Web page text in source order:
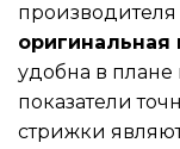
производителя
оригинальная
удобна в
показатели
стрижки